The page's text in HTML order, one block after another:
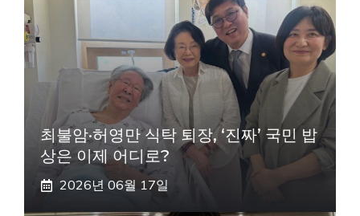
최불암·허영만 식탁 퇴장, ‘진짜’ 국민 밥
상은 이제 어디로?
2026년 06월 17일